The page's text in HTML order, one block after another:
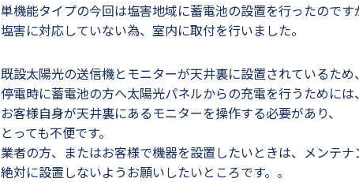
単機能タイプの今回は塩害地域に蓄電池の設置を行ったのです
塩害に対応していない為、室内に取付を行いました。
既設太陽光の送信機とモニターが天井裏に設置されているため、
停電時に蓄電池の方へ太陽光パネルからの充電を行うためには、
お客様自身が天井裏にあるモニターを操作する必要があり、
とっても不便です。
業者の方、またはお客様で機器を設置したいときは、メンテナ
絶対に設置しないようお願いしたいところです。。